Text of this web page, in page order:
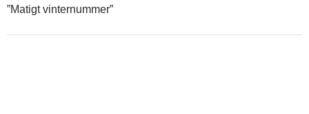
”Matigt vinternummer”